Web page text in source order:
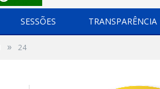
SESSÕES TRANSPARÊNCIA
» 24